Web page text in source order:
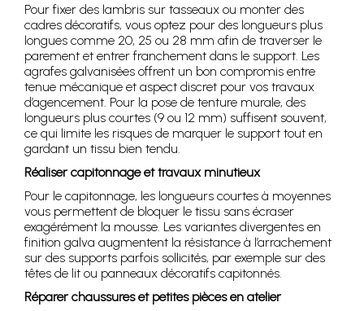
Pour fixer des lambris sur tasseaux ou monter des
cadres décoratifs, vous optez pour des longueurs plus
longues comme 20, 25 ou 28 mm afin de traverser le
parement et entrer franchement dans le support. Les
agrafes galvanisées offrent un bon compromis entre
tenue mécanique et aspect discret pour vos travaux
d’agencement. Pour la pose de tenture murale, des
longueurs plus courtes (9 ou 12 mm) suffisent souvent,
ce qui limite les risques de marquer le support tout en
gardant un tissu bien tendu.
Réaliser capitonnage et travaux minutieux
Pour le capitonnage, les longueurs courtes à moyennes
vous permettent de bloquer le tissu sans écraser
exagérément la mousse. Les variantes divergentes en
finition galva augmentent la résistance à l’arrachement
sur des supports parfois sollicités, par exemple sur des
têtes de lit ou panneaux décoratifs capitonnés.
Réparer chaussures et petites pièces en atelier